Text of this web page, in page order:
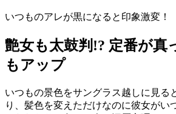
いつものアレが黒になると印象激変！
艶女も太鼓判!? 定番が真
もアップ
いつもの景色をサングラス越しに見る
り、髪色を変えただけなのに彼女がい